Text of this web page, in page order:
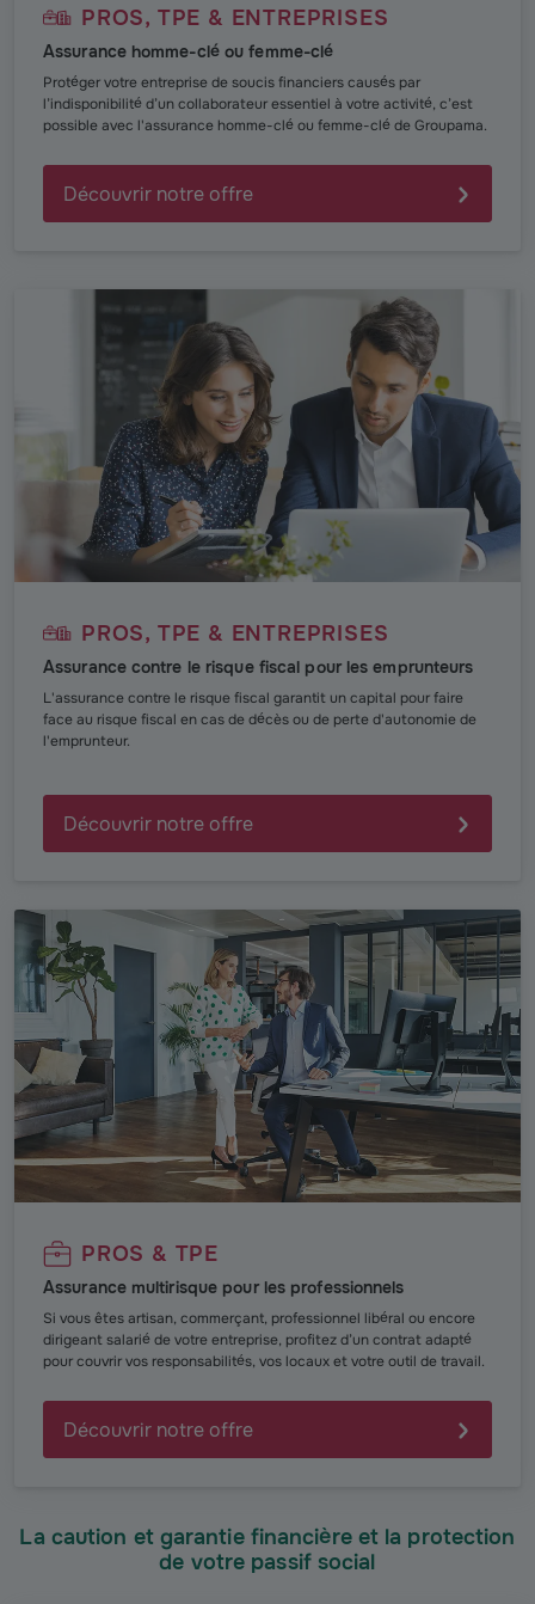
PROS, TPE & ENTREPRISES
Assurance homme-clé ou femme-clé
Protéger votre entreprise de soucis financiers causés par
l’indisponibilité d’un collaborateur essentiel à votre activité, c’est
possible avec l'assurance homme-clé ou femme-clé de Groupama.
Découvrir notre offre
PROS, TPE & ENTREPRISES
Assurance contre le risque fiscal pour les emprunteurs
L'assurance contre le risque fiscal garantit un capital pour faire
face au risque fiscal en cas de décès ou de perte d'autonomie de
l'emprunteur.
Découvrir notre offre
PROS & TPE
Assurance multirisque pour les professionnels
Si vous êtes artisan, commerçant, professionnel libéral ou encore
dirigeant salarié de votre entreprise, profitez d’un contrat adapté
pour couvrir vos responsabilités, vos locaux et votre outil de travail.
Découvrir notre offre
La caution et garantie financière et la protection
de votre passif social